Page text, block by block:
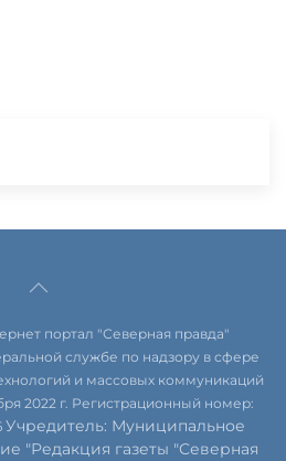
портал "Северная правда"
службе по надзору в сфере
и массовых коммуникаций
2022 г. Регистрационный номер:
Учредитель: Муниципальное
"Редакция газеты "Северная